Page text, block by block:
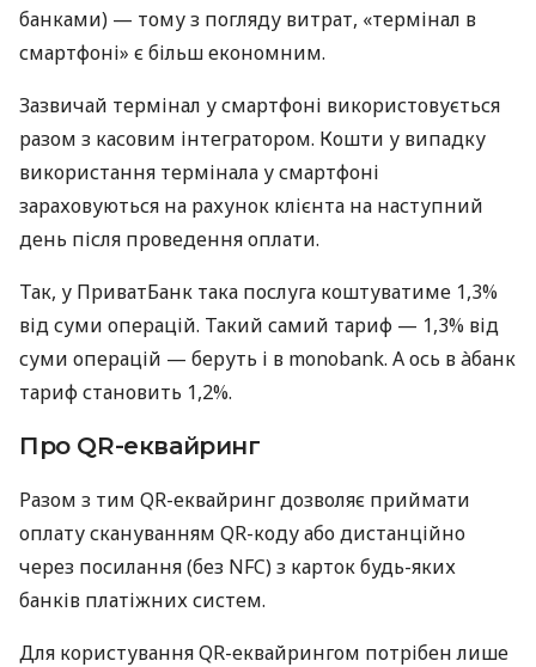
банками) — тому з погляду витрат, «термінал в
смартфоні» є більш економним.
Зазвичай термінал у смартфоні використовується
разом з касовим інтегратором. Кошти у випадку
використання термінала у смартфоні
зараховуються на рахунок клієнта на наступний
день після проведення оплати.
Так, у ПриватБанк така послуга коштуватиме 1,3%
від суми операцій. Такий самий тариф — 1,3% від
суми операцій — беруть і в monobank. А ось в àбанк
тариф становить 1,2%.
Про QR-еквайринг
Разом з тим QR-еквайринг дозволяє приймати
оплату скануванням QR-коду або дистанційно
через посилання (без NFC) з карток будь-яких
банків платіжних систем.
Для користування QR-еквайрингом потрібен лише